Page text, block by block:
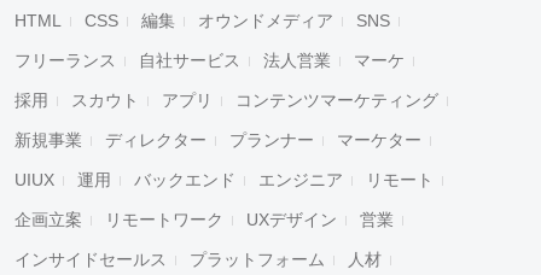
HTML CSS 編集 オウンドメディア SNS
フリーランス 自社サービス 法人営業 マーケ
採用 スカウト アプリ コンテンツマーケティング
新規事業 ディレクター プランナー マーケター
UIUX 運用 バックエンド エンジニア リモート
企画立案 リモートワーク UXデザイン 営業
インサイドセールス プラットフォーム 人材